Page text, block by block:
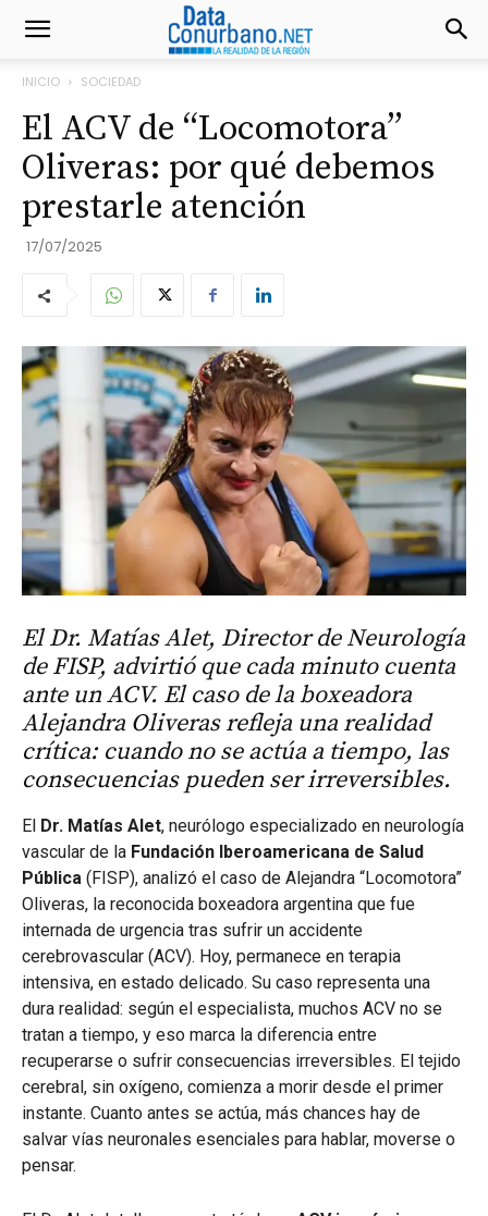
INICIO SOCIEDAD
El ACV de “Locomotora”
Oliveras: por qué debemos
prestarle atención
17/07/2025
El Dr. Matías Alet, Director de Neurología
de FISP, advirtió que cada minuto cuenta
ante un ACV. El caso de la boxeadora
Alejandra Oliveras refleja una realidad
crítica: cuando no se actúa a tiempo, las
consecuencias pueden ser irreversibles.
El Dr. Matías Alet, neurólogo especializado en neurología
vascular de la Fundación Iberoamericana de Salud
Pública (FISP), analizó el caso de Alejandra “Locomotora”
Oliveras, la reconocida boxeadora argentina que fue
internada de urgencia tras sufrir un accidente
cerebrovascular (ACV). Hoy, permanece en terapia
intensiva, en estado delicado. Su caso representa una
dura realidad: según el especialista, muchos ACV no se
tratan a tiempo, y eso marca la diferencia entre
recuperarse o sufrir consecuencias irreversibles. El tejido
cerebral, sin oxígeno, comienza a morir desde el primer
instante. Cuanto antes se actúa, más chances hay de
salvar vías neuronales esenciales para hablar, moverse o
pensar.